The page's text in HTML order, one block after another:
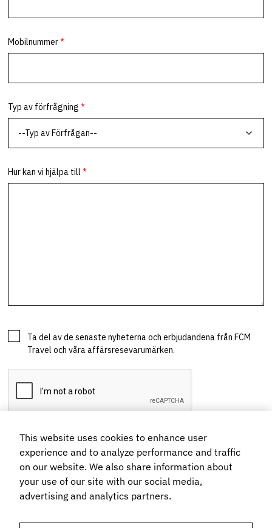
This website uses cookies to enhance user
experience and to analyze performance and traffic
on our website. We also share information about
your use of our site with our social media,
advertising and analytics partners.